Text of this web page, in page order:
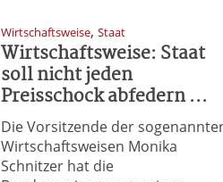
Wirtschaftsweise, Staat
Wirtschaftsweise: Staat
soll nicht jeden
Preisschock abfedern ...
Die Vorsitzende der
Wirtschaftsweisen Monika
Schnitzer hat die